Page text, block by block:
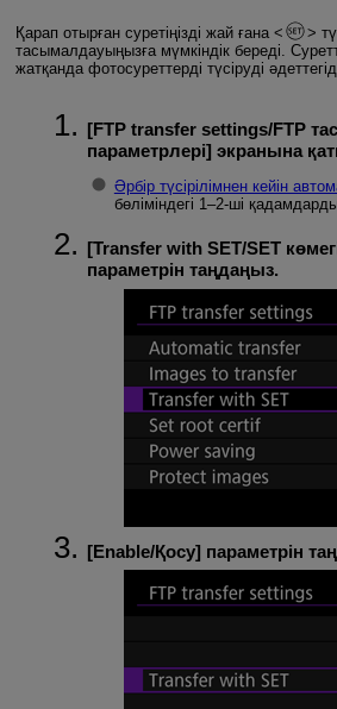
Қарап отырған суретіңізді жай ғана
тасымалдауыңызға мүмкіндік береді.
жатқанда фотосуреттерді түсіруді
[FTP transfer settings/FTP
параметрлері] экранына
Әрбір түсірілімнен кейін
бөліміндегі 1–2-ші
[Transfer with SET/SET
параметрін таңдаңыз.
[Enable/Қосу] параметрін